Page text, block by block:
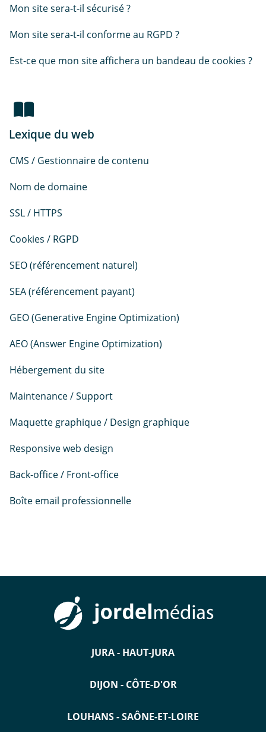
Mon site sera-t-il sécurisé ?
Mon site sera-t-il conforme au RGPD ?
Est-ce que mon site affichera un bandeau de cookies ?
Lexique du web
CMS / Gestionnaire de contenu
Nom de domaine
SSL / HTTPS
Cookies / RGPD
SEO (référencement naturel)
SEA (référencement payant)
GEO (Generative Engine Optimization)
AEO (Answer Engine Optimization)
Hébergement du site
Maintenance / Support
Maquette graphique / Design graphique
Responsive web design
Back-office / Front-office
Boîte email professionnelle
JURA - HAUT-JURA
DIJON - CÔTE-D'OR
LOUHANS - SAÔNE-ET-LOIRE